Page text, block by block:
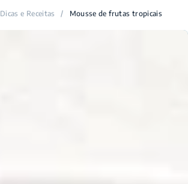
Dicas e Receitas / Mousse de frutas tropicais